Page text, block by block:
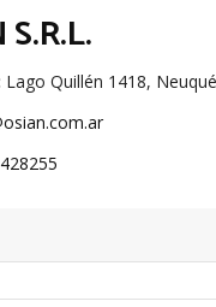
Lago Quillén 1418,